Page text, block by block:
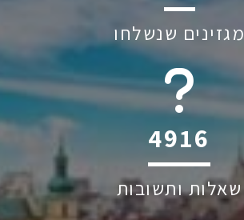
מגזינים שנשלחו
6045
שאלות ותשובות